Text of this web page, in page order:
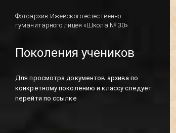
Фотоархив Ижевского естественно-
гуманитарного лицея «Школа № 30»
Поколения учеников
Для просмотра документов архива по
конкретному поколению и классу следует
перейти по ссылке